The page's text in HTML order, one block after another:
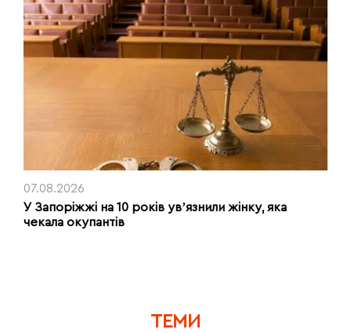
07.08.2026
У Запоріжжі на 10 років увʼязнили жінку, яка
чекала окупантів
ТЕМИ